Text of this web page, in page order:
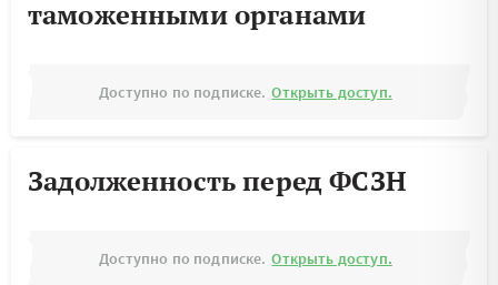
таможенными органами
Доступно по подписке. Открыть доступ.
Задолженность перед ФСЗН
Доступно по подписке. Открыть доступ.